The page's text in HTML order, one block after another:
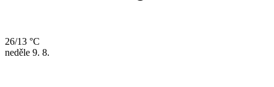
26/13 °C
neděle 9. 8.